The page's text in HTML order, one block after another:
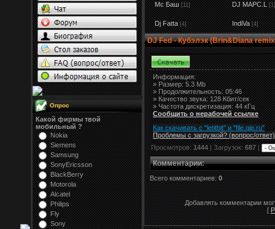
Опрос
Какой фирмы твой
мобильный ?
Nokia
Siemens
Samsung
SonyEricsson
BlackBerry
Motorola
Alcatel
Philips
Fly
Sony
Мс Баш [11] DJ MAPC.L [1]
Dj Fatta [4] IndiVa [4]
DJ Fed - Кубэлэк (Brin&Diana
Информация:
»Размер:5.3 Mb
» Продолжительность: 05:46
» Качество звука: 128 Кбит/сек
» Частота дискретизация: 44 кГц
Сообщить о нерабочей ссылке
Как скачивать с "letitbit" и "file.qip.ru"
Проблемы с загрузкой? (вопрос/ответ)
Просмотров:1444| Загрузок:687|
Комментарии:
Всего комментариев: 0
Добавлять комментарии
[